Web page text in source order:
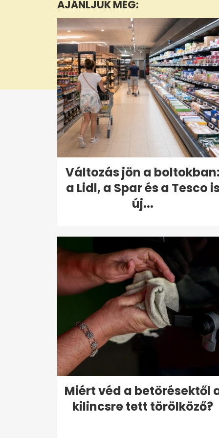
2
secondsVolume
0%
AJÁNLJUK MÉG:
Változás jön a boltokban:
a Lidl, a Spar és a Tesco is
új...
Miért véd a betörésektől
kilincsre tett törölköző?